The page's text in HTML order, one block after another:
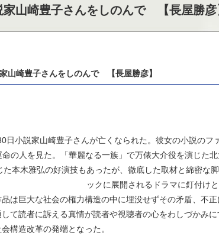
家山崎豊子さんをしのんで 【長屋勝彦
山崎豊子さんをしのんで 【長屋勝彦】
日小説家山崎豊子さんが亡くなられた。彼女の小説のフ
命の人を見た。「華麗なる一族」で万俵大介役を演じた
た本木雅弘の好演技もあったが、徹底した取材と綿密な
ックに展開されるドラマに釘付けと
品は巨大な社会の権力構造の中に埋没せずその矛盾、不
て読者に訴える真情が読者や視聴者の心をわしづかみ
構造改革の発端となった。